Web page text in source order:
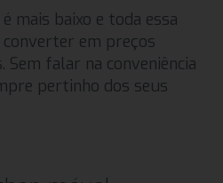
mais baixo e toda essa
em preços
Sem falar na conveniência
pertinho dos seus